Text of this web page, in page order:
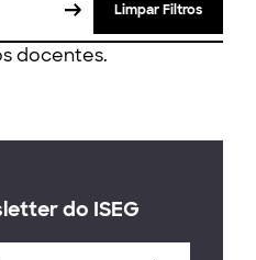
Limpar Filtros
docentes.
do ISEG